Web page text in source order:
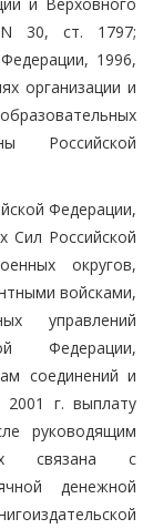
N 30, ст. 1797;
1996,
организации и
Российской
Федерации,
Сил Российской
округов,
войсками,
управлений
Федерации,
соединений и
2001 г. выплату
руководящим
связана с
денежной